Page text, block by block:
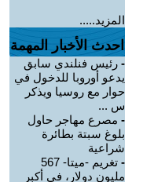
المزيد.....
احدث الأخبار المهمة
- رئيس فنلندي سابق
يدعو أوروبا للدخول في
حوار مع روسيا ويذكر
س ...
- مصرع مهاجر حاول
بلوغ سبتة بطائرة
شراعية
-
تغريم -ميتا- 567
مليون دولار، في أكبر